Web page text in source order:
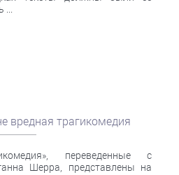
...
вредная трагикомедия
переведенные с
Шерра, представлены на